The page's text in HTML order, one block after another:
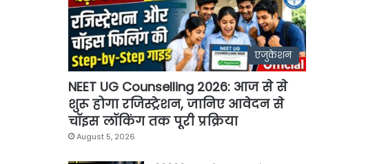
एजुकेशन
NEET UG Counselling 2026: आज से से
शुरू होगा रजिस्ट्रेशन, जानिए आवेदन से
चॉइस लॉकिंग तक पूरी प्रक्रिया
August 5, 2026